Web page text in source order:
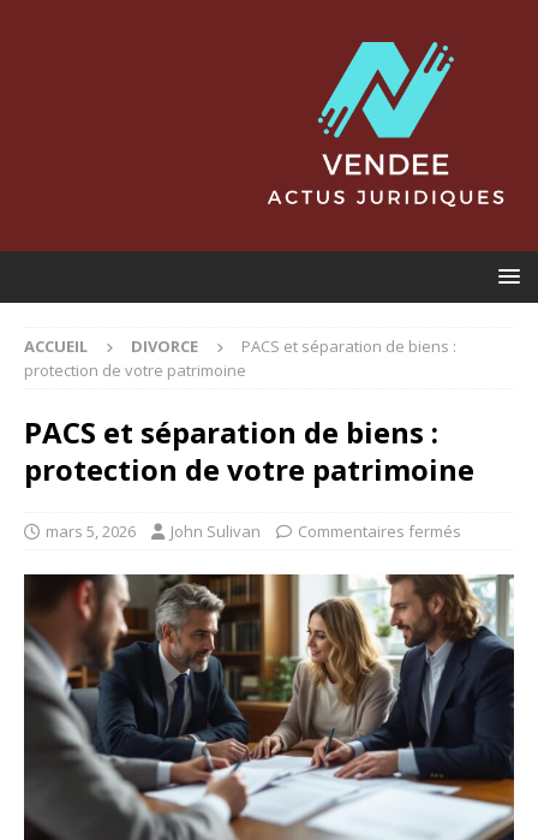
ACCUEIL DIVORCE
PACS et séparation de biens :
protection de votre patrimoine
PACS et séparation de biens :
protection de votre patrimoine
mars 5, 2026 John Sulivan Commentaires fermés